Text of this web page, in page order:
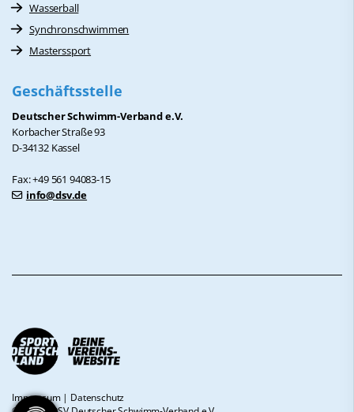
Wasserball
Synchronschwimmen
Masterssport
Geschäftsstelle
Deutscher Schwimm-Verband e.V.
Korbacher Straße 93
D-34132 Kassel
Fax: +49 561 94083-15
info@dsv.de
Impressum| Datenschutz